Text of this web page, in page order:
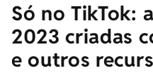
Só no TikTok:
2023 criadas
e outros